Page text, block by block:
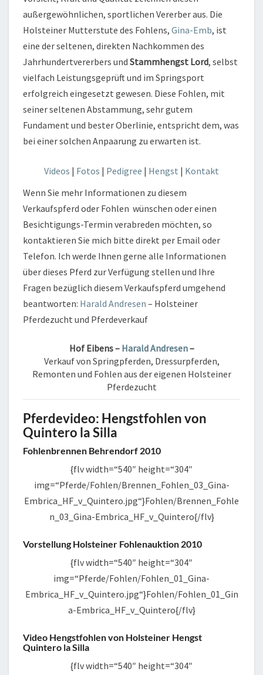
außergewöhnlichen, sportlichen Vererber aus. Die
Holsteiner Mutterstute des Fohlens, Gina-Emb, ist
eine der seltenen, direkten Nachkommen des
Jahrhundertvererbers und Stammhengst Lord, selbst
vielfach Leistungsgeprüft und im Springsport
erfolgreich eingesetzt gewesen. Diese Fohlen, mit
seiner seltenen Abstammung, sehr gutem
Fundament und bester Oberlinie, entspricht dem, was
bei einer solchen Anpaarung zu erwarten ist.
Videos | Fotos | Pedigree | Hengst | Kontakt
Wenn Sie mehr Informationen zu diesem
Verkaufspferd oder Fohlen wünschen oder einen
Besichtigungs-Termin verabreden möchten, so
kontaktieren Sie mich bitte direkt per Email oder
Telefon. Ich werde Ihnen gerne alle Informationen
über dieses Pferd zur Verfügung stellen und Ihre
Fragen bezüglich diesem Verkaufspferd umgehend
beantworten: Harald Andresen – Holsteiner
Pferdezucht und Pferdeverkauf
Hof Eibens – Harald Andresen–
Verkauf von Springpferden, Dressurpferden,
Remonten und Fohlen aus der eigenen Holsteiner
Pferdezucht
Pferdevideo: Hengstfohlen von
Quintero la Silla
Fohlenbrennen Behrendorf 2010
{flv width=“540″ height=“304″
img=“Pferde/Fohlen/Brennen_Fohlen_03_Gina-
Embrica_HF_v_Quintero.jpg“}Fohlen/Brennen_Fohle
n_03_Gina-Embrica_HF_v_Quintero{/flv}
Vorstellung Holsteiner Fohlenauktion 2010
{flv width=“540″ height=“304″
img=“Pferde/Fohlen/Fohlen_01_Gina-
Embrica_HF_v_Quintero.jpg“}Fohlen/Fohlen_01_Gin
a-Embrica_HF_v_Quintero{/flv}
Video Hengstfohlen von Holsteiner Hengst
Quintero la Silla
{flv width=“540″ height=“304″